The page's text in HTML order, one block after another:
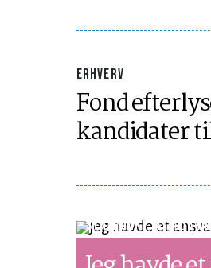
ERHVERV
Fond
kandidater
SYNSPUNKT LÆSETID 1